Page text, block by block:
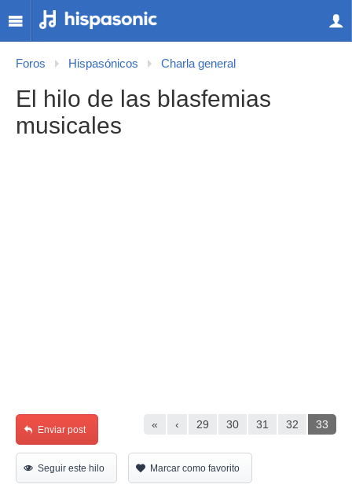
Foros Hispasónicos Charla general
El hilo de las blasfemias
musicales
« ‹ 29 30 31 32 33
Enviar post
Seguir este hilo Marcar como favorito